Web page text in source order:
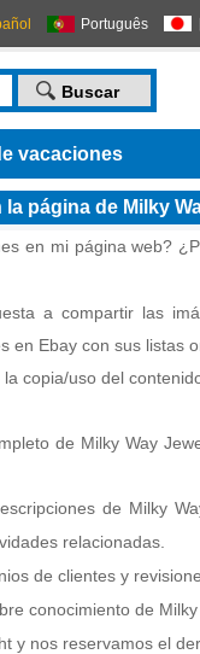
Português
vacaciones
página de Milky
en mi página web?
a compartir las
en Ebay con sus listas
copia/uso del
de Milky Way
de Milky
relacionadas.
de clientes y
conocimiento de Milky
y nos reservamos el